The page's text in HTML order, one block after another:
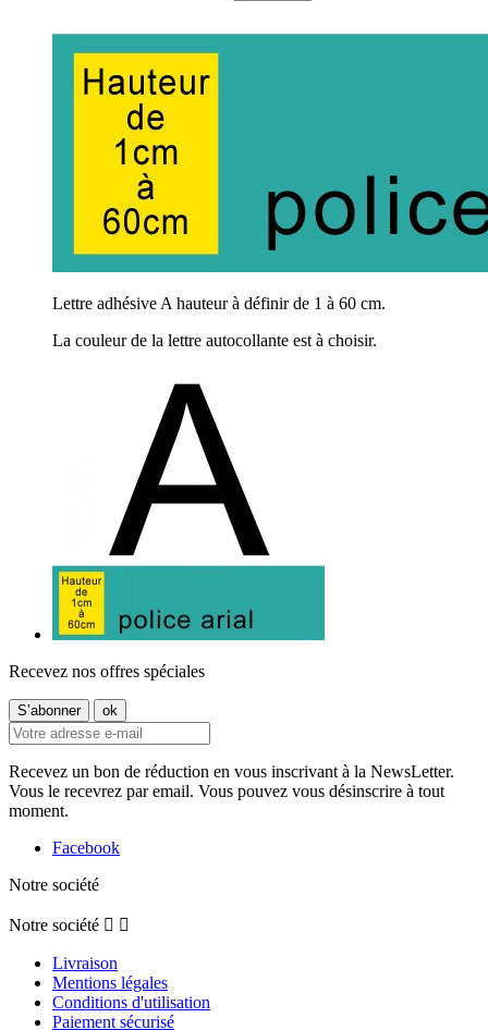
Lettre adhésive A hauteur à définir de 1 à 60 cm.
La couleur de la lettre autocollante est à choisir.
Recevez nos offres spéciales
Recevez un bon de réduction en vous inscrivant à la NewsLetter.
Vous le recevrez par email. Vous pouvez vous désinscrire à tout
moment.
Facebook
Notre société
Notre société  
Livraison
Mentions légales
Conditions d'utilisation
Paiement sécurisé